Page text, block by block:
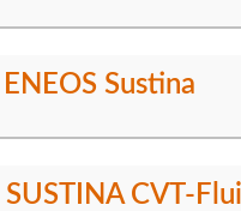
Sustina
SUSTINA CVT-